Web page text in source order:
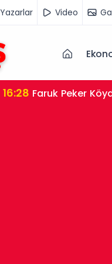
Yazarlar Video
16:28 Faruk Peker